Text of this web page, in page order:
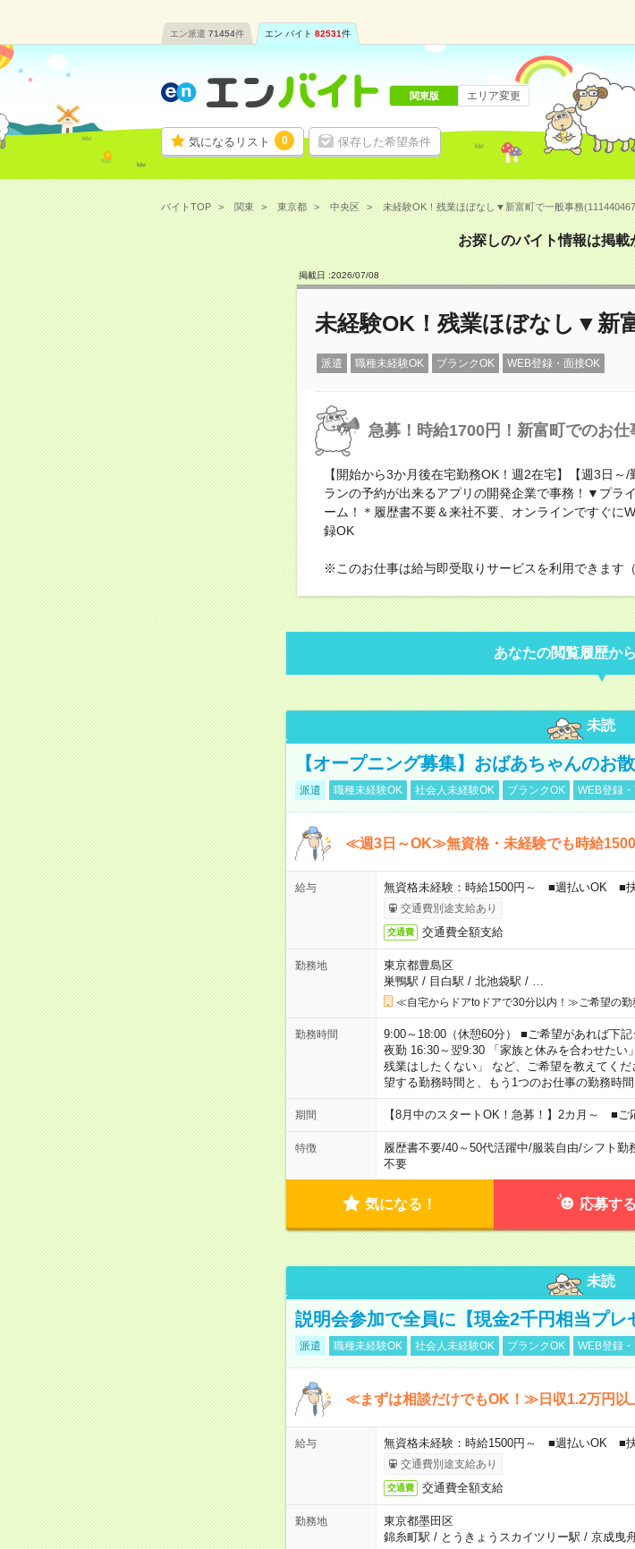
エン派遣 71454件 エン バイト 82531件
気になるリスト 0 保存した希望条件
関東版 エリア変更
バイトTOP 関東 東京都 中央区 未経験OK！残業ほぼなし▼新富町で一般事務
お探しのバイト情報は掲載
掲載日 :2026/07/08
未経験OK！残業ほぼなし▼新
派遣 職種未経験OK ブランクOK WEB登録・面接OK
急募！時給1700円！新富町でのお仕
【開始から3か月後在宅勤務OK！週2在宅】【週3日
ランの予約が出来るアプリの開発企業で事務！▼プラ
ーム！＊履歴書不要＆来社不要、オンラインですぐ
録OK
※このお仕事は給与即受取りサービスを利用できます（
あなたの閲覧履歴か
未読
【オープニング募集】おばあちゃんのお
派遣 職種未経験OK 社会人未経験OK ブランクOK WEB登録
≪週3日～OK≫無資格・未経験でも時給1500
給与 無資格未経験：時給1500円～ ■週払いOK ■
交通費別途支給あり
交通費 交通費全額支給
勤務地
東京都豊島区
巣鴨駅 / 目白駅 / 北池袋駅 /
≪自宅からドアtoドアで30分以内！≫ご希望の勤
勤務時間
9:00～18:00（休憩60分） ■ご希望があれば下
夜勤 16:30～翌9:30 「家族と休みを合わせた
残業はしたくない」 など、ご希望を教えてく
望する勤務時間と、もう1つのお仕事の勤務時
期間 【8月中のスタートOK！急募！】2カ月～ ■ご
特徴 履歴書不要/40～50代活躍中/服装自由/シフト勤
不要
気になる！ 応募する
未読
説明会参加で全員に【現金2千円相当プレ
派遣 職種未経験OK 社会人未経験OK ブランクOK WEB登録
≪まずは相談だけでもOK！≫日収1.2万円以
給与 無資格未経験：時給1500円～ ■週払いOK ■
交通費別途支給あり
交通費 交通費全額支給
勤務地
東京都墨田区
錦糸町駅 / とうきょうスカイツリー駅 / 京成曳